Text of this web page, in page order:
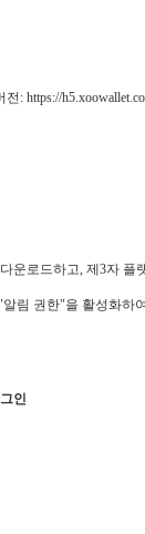
: https://
운로드하고, 제3자
림 권한"을 활성화하
인